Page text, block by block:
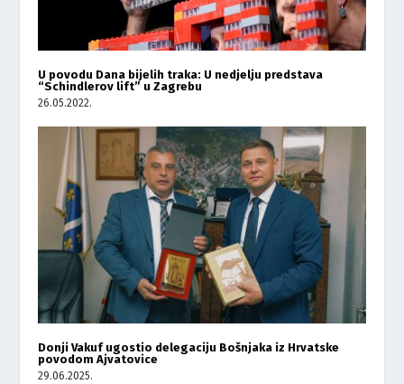
U povodu Dana bijelih traka: U nedjelju predstava
“Schindlerov lift” u Zagrebu
26.05.2022.
Donji Vakuf ugostio delegaciju Bošnjaka iz Hrvatske
povodom Ajvatovice
29.06.2025.